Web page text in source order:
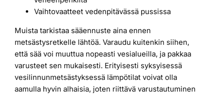
Vaihtovaatteet vedenpitävässä pussissa
Muista tarkistaa sääennuste aina ennen
metsästysretkelle lähtöä. Varaudu kuitenkin siihen,
että sää voi muuttua nopeasti vesialueilla, ja pakkaa
varusteet sen mukaisesti. Erityisesti syksyisessä
vesilinnunmetsästyksessä lämpötilat voivat olla
aamulla hyvin alhaisia, joten riittävä varustautuminen